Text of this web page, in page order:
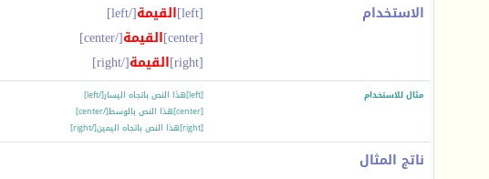
الاستخدام [left] القيمة[/left]
[center]
القيمة[/center]
[right]
القيمة[/right]
مثال للاستخدام
[left]هذا النص باتجاه اليسار[/left]
[center]هذا النص بالوسط[/center]
[right]هذا النص باتجاه اليمين[/right]
ناتج المثال